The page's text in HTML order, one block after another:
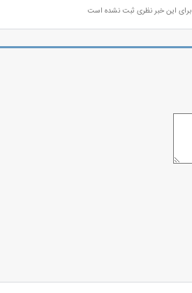
برای این خبر نظری ثبت نشده است